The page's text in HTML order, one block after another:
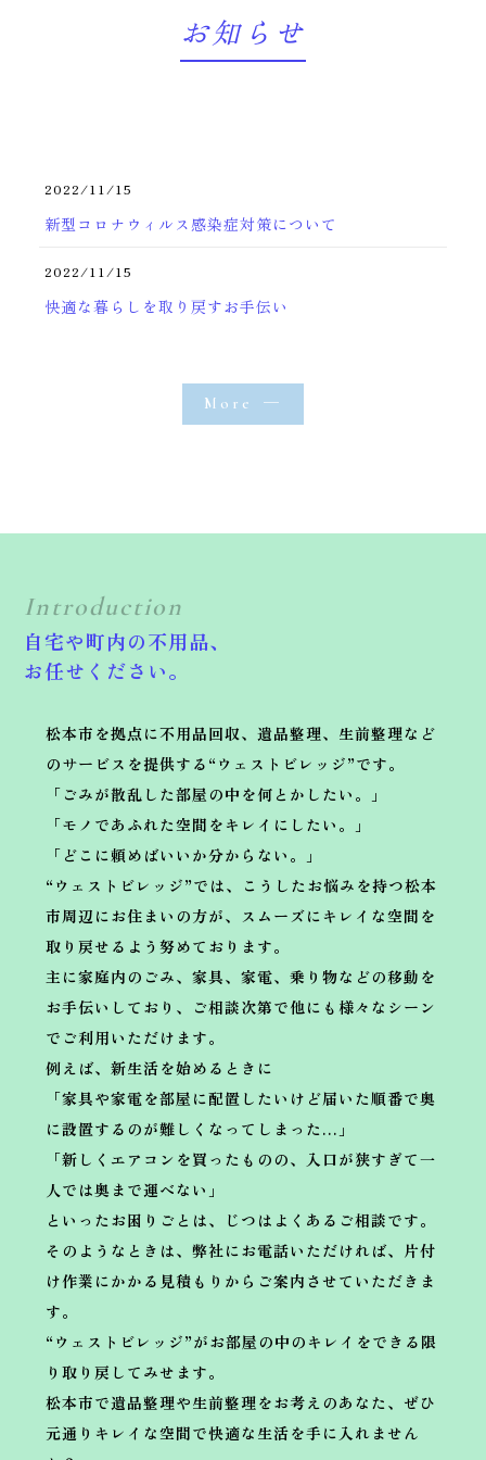
お知らせ
2022/11/15
新型コロナウィルス感染症対策について
2022/11/15
快適な暮らしを取り戻すお手伝い
More
Introduction
自宅や町内の不用品、
お任せください。
松本市を拠点に不用品回収、遺品整理、生前整理など
のサービスを提供する“ウェストビレッジ”です。
「ごみが散乱した部屋の中を何とかしたい。」
「モノであふれた空間をキレイにしたい。」
「どこに頼めばいいか分からない。」
“ウェストビレッジ”では、こうしたお悩みを持つ松本
市周辺にお住まいの方が、スムーズにキレイな空間を
取り戻せるよう努めております。
主に家庭内のごみ、家具、家電、乗り物などの移動を
お手伝いしており、ご相談次第で他にも様々なシーン
でご利用いただけます。
例えば、新生活を始めるときに
「家具や家電を部屋に配置したいけど届いた順番で奥
に設置するのが難しくなってしまった…」
「新しくエアコンを買ったものの、入口が狭すぎて一
人では奥まで運べない」
といったお困りごとは、じつはよくあるご相談です。
そのようなときは、弊社にお電話いただければ、片付
け作業にかかる見積もりからご案内させていただきま
す。
“ウェストビレッジ”がお部屋の中のキレイをできる限
り取り戻してみせます。
松本市で遺品整理や生前整理をお考えのあなた、ぜひ
元通りキレイな空間で快適な生活を手に入れません